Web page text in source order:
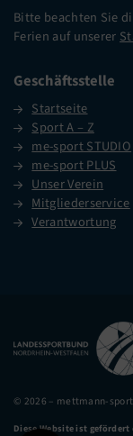
Bitte beachten Sie
Ferien auf unserer
Geschäftsstelle
Startseite
Sport A – Z
me-sport STUDIO
me-sport PLUS
Unser Verein
Mitgliederservice
Verantwortung
© 2026 – mettmann-sport
Diese Website ist